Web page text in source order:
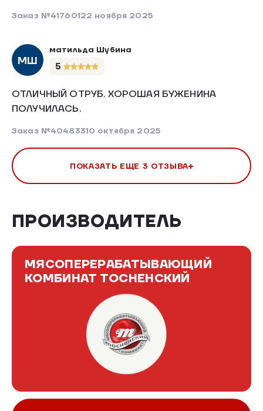
Заказ №41760122 ноября 2025
МШ
матильда Шубина
5
ОТЛИЧНЫЙ ОТРУБ. ХОРОШАЯ БУЖЕНИНА
ПОЛУЧИЛАСЬ.
Заказ №40483310 октября 2025
ПОКАЗАТЬ ЕЩЕ 3 ОТЗЫВА
ПРОИЗВОДИТЕЛЬ
МЯСОПЕРЕРАБАТЫВАЮЩИЙ
КОМБИНАТ ТОСНЕНСКИЙ